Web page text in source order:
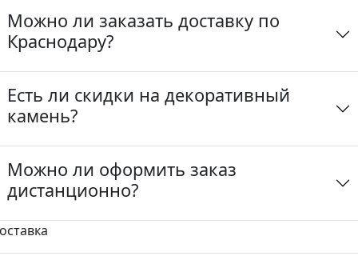
Можно ли заказать доставку по
Краснодару?
Есть ли скидки на декоративный
камень?
Можно ли оформить заказ
дистанционно?